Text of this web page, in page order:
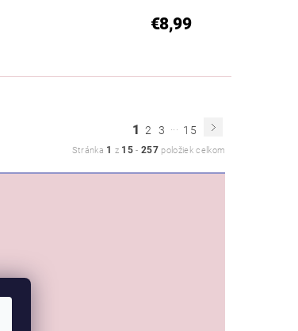
€8,99
1 2 3 15
Stránka 1 z 15 -257 položiek celkom